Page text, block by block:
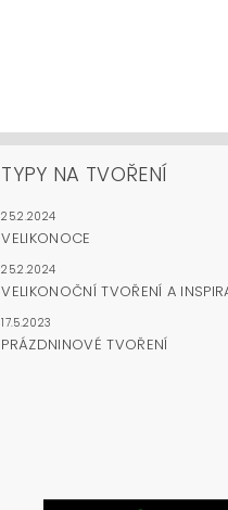
TYPY NA TVOŘENÍ
25.2.2024
VELIKONOCE
25.2.2024
VELIKONOČNÍ TVOŘENÍ A
17.5.2023
PRÁZDNINOVÉ TVOŘENÍ